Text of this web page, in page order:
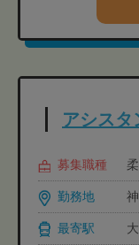
アシス
募集職種
勤務地
最寄駅